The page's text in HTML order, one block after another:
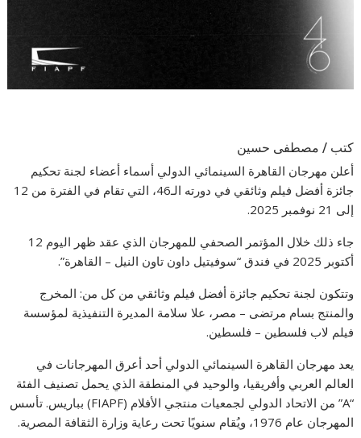
كتب / مصطفى حسين
أعلن مهرجان القاهرة السينمائي الدولي أسماء أعضاء لجنة تحكيم
جائزة أفضل فيلم وثائقي في دورته الـ46، التي تقام في الفترة من 12
إلى 21 نوفمبر 2025.
جاء ذلك خلال المؤتمر الصحفي للمهرجان الذي عقد ظهر اليوم 12
أكتوبر 2025 في فندق “سوفيتيل داون تاون النيل – القاهرة”.
وتتكون لجنة تحكيم جائزة أفضل فيلم وثائقي من كل من: المخرج
والمنتج بسام مرتضى – مصر، علا سلامة المديرة التنفيذية لمؤسسة
فيلم لاب فلسطين – فلسطين.
يعد مهرجان القاهرة السينمائي الدولي أحد أعرق المهرجانات في
العالم العربي وأفريقيا، والوحيد في المنطقة الذي يحمل تصنيف الفئة
“A” من الاتحاد الدولي لجمعيات منتجي الأفلام (FIAPF) بباريس. تأسس
المهرجان عام 1976، ويُقام سنويًا تحت رعاية وزارة الثقافة المصرية.